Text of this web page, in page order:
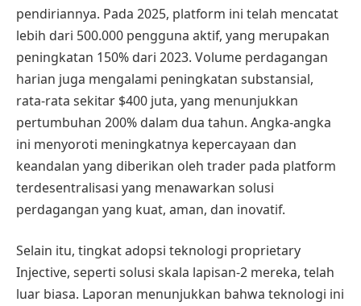
pendiriannya. Pada 2025, platform ini telah mencatat
lebih dari 500.000 pengguna aktif, yang merupakan
peningkatan 150% dari 2023. Volume perdagangan
harian juga mengalami peningkatan substansial,
rata-rata sekitar $400 juta, yang menunjukkan
pertumbuhan 200% dalam dua tahun. Angka-angka
ini menyoroti meningkatnya kepercayaan dan
keandalan yang diberikan oleh trader pada platform
terdesentralisasi yang menawarkan solusi
perdagangan yang kuat, aman, dan inovatif.
Selain itu, tingkat adopsi teknologi proprietary
Injective, seperti solusi skala lapisan-2 mereka, telah
luar biasa. Laporan menunjukkan bahwa teknologi ini